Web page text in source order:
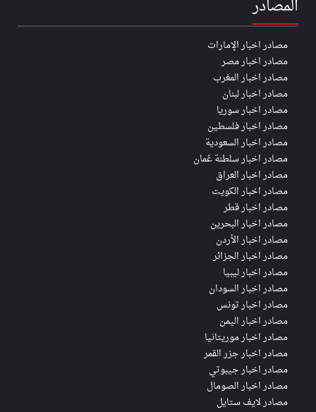
المصادر
مصادر اخبار الإمارات
مصادر اخبار مصر
مصادر اخبار المغرب
مصادر اخبار لبنان
مصادر اخبار سوريا
مصادر اخبار فلسطين
مصادر اخبار السعودية
مصادر اخبار سلطنة عُمان
مصادر اخبار العراق
مصادر اخبار الكويت
مصادر اخبار قطر
مصادر اخبار البحرين
مصادر اخبار الأردن
مصادر اخبار الجزائر
مصادر اخبار ليبيا
مصادر اخبار السودان
مصادر اخبار تونس
مصادر اخبار اليمن
مصادر اخبار موريتانيا
مصادر اخبار جزر القمر
مصادر اخبار جيبوتي
مصادر اخبار الصومال
مصادر لايف ستايل